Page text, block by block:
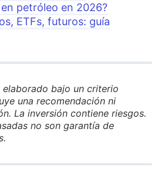
petróleo en 2026?
ETFs, futuros: guía
elaborado bajo un criterio
una recomendación ni
La inversión contiene riesgos.
no son garantía de